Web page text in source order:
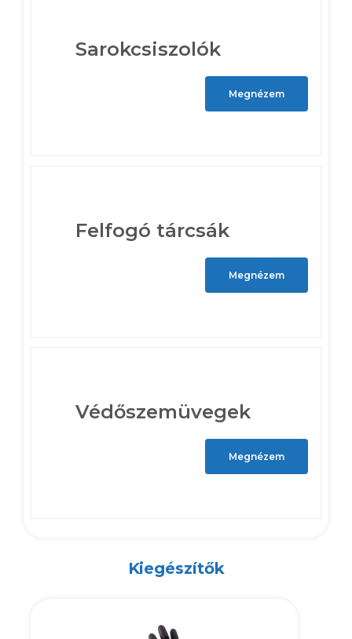
Sarokcsiszolók
Megnézem
Felfogó tárcsák
Megnézem
Védőszemüvegek
Megnézem
Kiegészítők